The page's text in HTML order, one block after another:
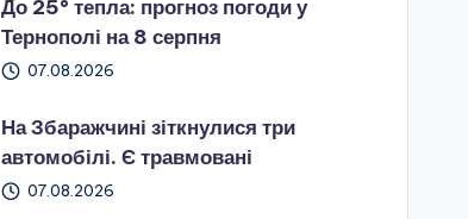
До 25° тепла: прогноз погоди у
Тернополі на 8 серпня
07.08.2026
На Збаражчині зіткнулися три
автомобілі. Є травмовані
07.08.2026